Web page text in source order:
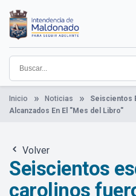
contenido
principal
Institucional
Municipios
Descubre Maldonado
Comunicación
Servicios
Guía De Trámites
Ver Noticias
Inicio Noticias
Seiscientos
Alcanzados En El "Mes del Libro"
Volver
Seiscientos
carolinos